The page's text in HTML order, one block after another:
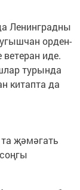
Ленинградны
орден-
иде.
турында
китапта да
җәмәгать